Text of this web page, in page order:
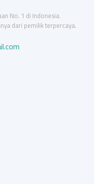
No. 1 di Indonesia.
dari pemilik terpercaya.